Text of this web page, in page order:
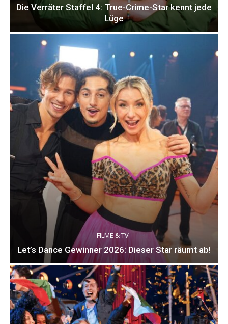
Die Verräter Staffel 4: True-Crime-Star kennt jede
Lüge
FILME & TV
Let’s Dance Gewinner 2026: Dieser Star räumt ab!